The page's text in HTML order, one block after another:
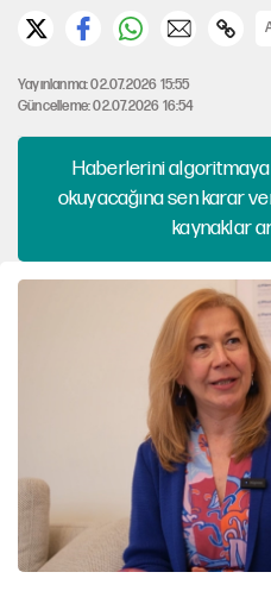
Yayınlanma: 02.07.2026 15:55
Güncelleme: 02.07.2026 16:54
Haberlerini algoritmaya
okuyacağına sen karar
kaynaklar